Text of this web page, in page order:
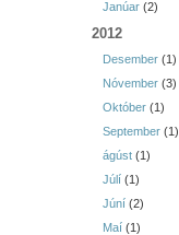
Janúar (2)
2012
Desember (1)
Nóvember (3)
Október (1)
September (1)
ágúst (1)
Júlí (1)
Júní (2)
Maí (1)